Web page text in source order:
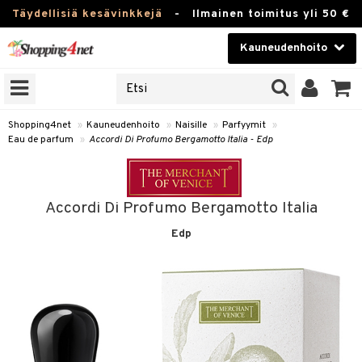
Täydellisiä kesävinkkejä - Ilmainen toimitus yli 50 €
Kauneudenhoito
Kauneudenhoito
Piilolinssit
Fitness
Tuotemerkkejä
Kampanjat
Shopping4net » Kauneudenhoito » Naisille » Parfyymit »
Eau de parfum
» Accordi Di Profumo Bergamotto Italia - Edp
Accordi Di Profumo Bergamotto Italia
Edp
tuotteet